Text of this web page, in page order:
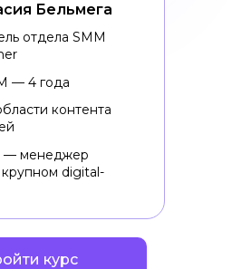
Бельмега
отдела SMM
— 4 года
контента
— менеджер
digital-
курс